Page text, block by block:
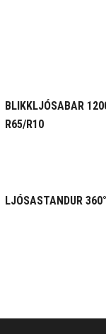
BLIKKLJÓSABAR
R65/R10
LJÓSASTANDUR